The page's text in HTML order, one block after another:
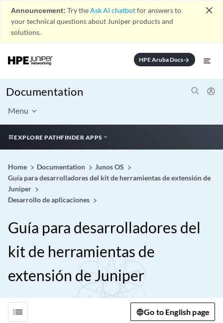
Announcement: Try theAsk AI chatbotfor answers to
your technical questions about Juniper products and
solutions.
close
HPE Aruba Docsarrow_forward
Documentation
Menu
EXPLORE PATHFINDER APPS
Home Documentation
Junos OS
Guía para desarrolladores del kit de herramientas de extensión de
Juniper
Desarrollo de aplicaciones
Guía para desarrolladores del
kit de herramientas de
extensión de Juniper
list Go to English page